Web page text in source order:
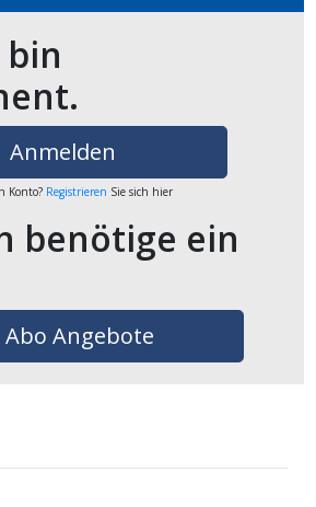
bin
Anmelden
Konto? Registrieren Sie sich hier
benötige ein
Abo Angebote